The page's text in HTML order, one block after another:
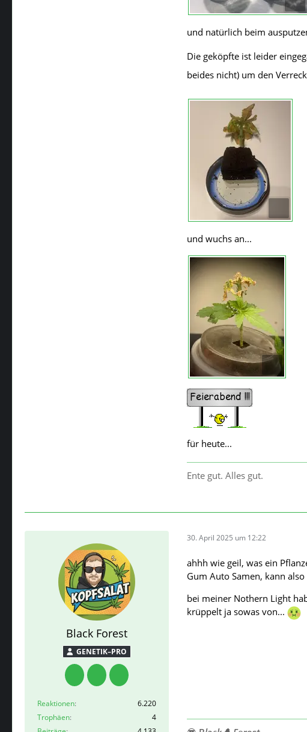
und natürlich beim
Die geköpfte ist leider
beides nicht) um den
und wuchs an...
für heute...
Ente gut. Alles gut.
Black Forest
GENETIK–PRO
Reaktionen
6.220
Trophäen
4
30. April 2025 um 12:22
ahhh wie geil, was ein
Gum Auto Samen, kann
bei meiner Nothern Light
krüppelt ja sowas von...